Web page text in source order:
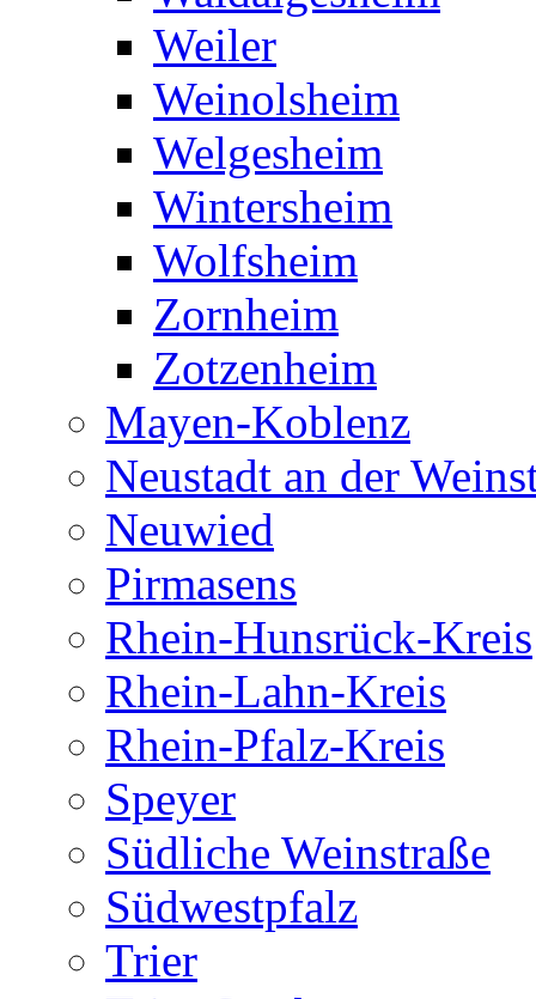
Weiler
Weinolsheim
Welgesheim
Wintersheim
Wolfsheim
Zornheim
Zotzenheim
Mayen-Koblenz
Neustadt an der
Neuwied
Pirmasens
Rhein-Hunsrück-Kreis
Rhein-Lahn-Kreis
Rhein-Pfalz-Kreis
Speyer
Südliche Weinstraße
Südwestpfalz
Trier